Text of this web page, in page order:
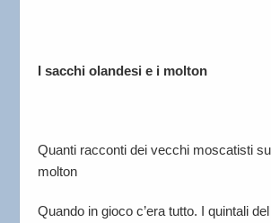
I sacchi olandesi e i molton
Quanti racconti dei vecchi moscatisti
molton
Quando in gioco c’era tutto. I quintali